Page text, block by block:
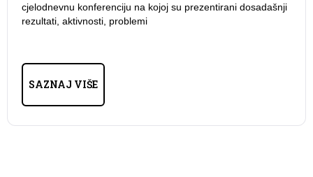
cjelodnevnu konferenciju na kojoj su prezentirani dosadašnji
rezultati, aktivnosti, problemi
SAZNAJ VIŠE